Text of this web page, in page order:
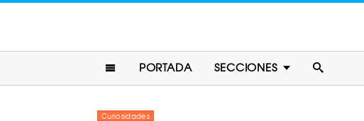
PORTADA SECCIONES
Curiosidades